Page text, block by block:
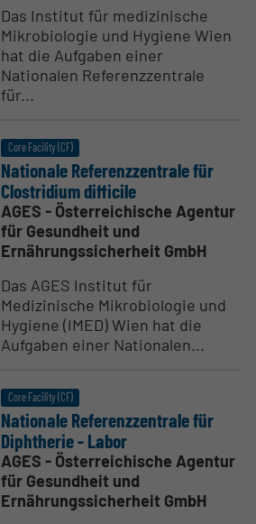
Das Institut für medizinische
Mikrobiologie und Hygiene Wien
hat die Aufgaben einer
Nationalen Referenzzentrale
für...
Core Facility (CF)
Nationale Referenz­zen­trale für
Clostridium difficile
AGES - Österreichische Agentur
für Gesundheit und
Ernährungssicherheit GmbH
Das AGES Institut für
Medizinische Mikrobiologie und
Hygiene (IMED) Wien hat die
Aufgaben einer Nationalen...
Core Facility (CF)
Nationale Referenz­zen­trale für
Dipht­herie - Labor
AGES - Österreichische Agentur
für Gesundheit und
Ernährungssicherheit GmbH